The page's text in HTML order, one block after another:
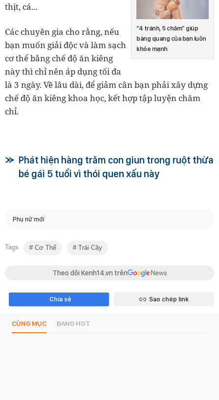
“4 tránh, 5 chăm” giúp
bàng quang của bạn luôn
khỏe mạnh
thịt, cá...
Các chuyên gia cho rằng, nếu
bạn muốn giải độc và làm sạch
cơ thể bằng chế độ ăn kiêng
này thì chỉ nên áp dụng tối đa
là 3 ngày. Về lâu dài, để giảm cân bạn phải xây dựng
chế độ ăn kiêng khoa học, kết hợp tập luyện chăm
chỉ.
Phát hiện hàng trăm con giun trong ruột thừa
bé gái 5 tuổi vì thói quen xấu này
Phụ nữ mới
Tags Cơ Thể Trái Cây
Theo dõi Kenh14.vn trên
Chia sẻ Sao chép link
CÙNG MỤC ĐANG HOT